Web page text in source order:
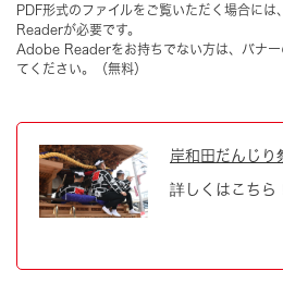
PDF形式のファイルをご覧いただく場合に
Readerが必要です。
Adobe Readerをお持ちでない方は、バナー
てください。（無料）
岸和田だんじり
詳しくはこちら